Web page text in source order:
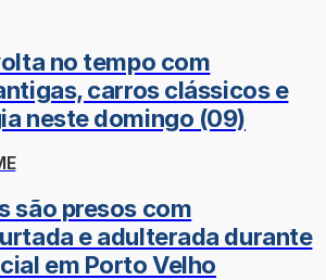
no tempo com
carros clássicos e
neste domingo (09)
são presos com
e adulterada durante
em Porto Velho